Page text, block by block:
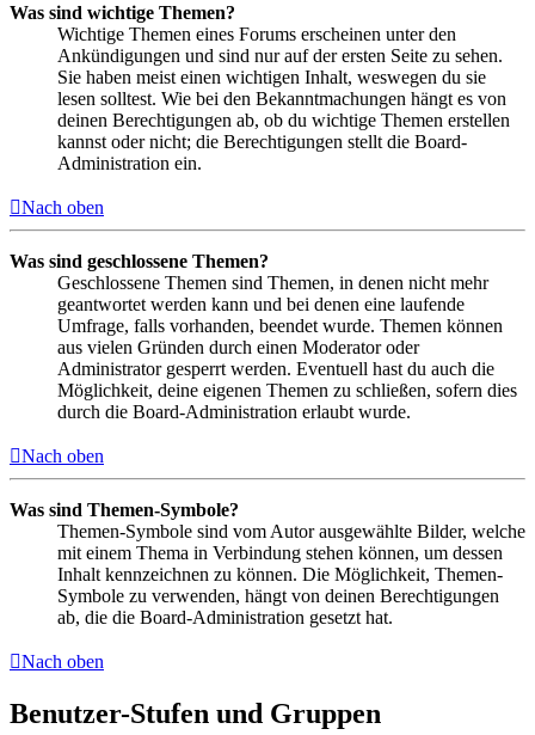
Was sind wichtige Themen?
Wichtige Themen eines Forums erscheinen unter den
Ankündigungen und sind nur auf der ersten Seite zu sehen.
Sie haben meist einen wichtigen Inhalt, weswegen du sie
lesen solltest. Wie bei den Bekanntmachungen hängt es von
deinen Berechtigungen ab, ob du wichtige Themen erstellen
kannst oder nicht; die Berechtigungen stellt die Board-
Administration ein.
Nach oben
Was sind geschlossene Themen?
Geschlossene Themen sind Themen, in denen nicht mehr
geantwortet werden kann und bei denen eine laufende
Umfrage, falls vorhanden, beendet wurde. Themen können
aus vielen Gründen durch einen Moderator oder
Administrator gesperrt werden. Eventuell hast du auch die
Möglichkeit, deine eigenen Themen zu schließen, sofern dies
durch die Board-Administration erlaubt wurde.
Nach oben
Was sind Themen-Symbole?
Themen-Symbole sind vom Autor ausgewählte Bilder, welche
mit einem Thema in Verbindung stehen können, um dessen
Inhalt kennzeichnen zu können. Die Möglichkeit, Themen-
Symbole zu verwenden, hängt von deinen Berechtigungen
ab, die die Board-Administration gesetzt hat.
Nach oben
Benutzer-Stufen und Gruppen